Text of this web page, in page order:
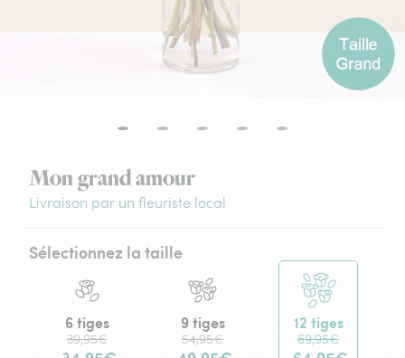
Mon grand amour
Livraison par un fleuriste local
Sélectionnez la taille
6 tiges
39,95€
9 tiges
54,95€
12 tiges
69,95€